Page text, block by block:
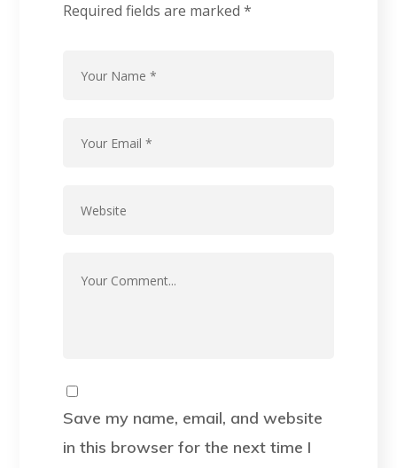
Required fields are marked*
Save my name, email, and website
in this browser for the next time I